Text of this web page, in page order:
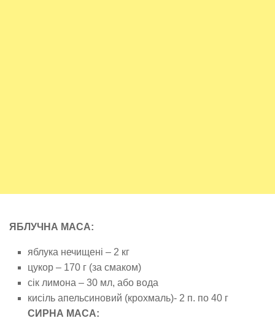
ЯБЛУЧНА МАСА:
яблука нечищені – 2 кг
цукор – 170 г (за смаком)
сік лимона – 30 мл, або вода
кисіль апельсиновий (крохмаль)- 2 п. по 40 г
СИРНА МАСА: